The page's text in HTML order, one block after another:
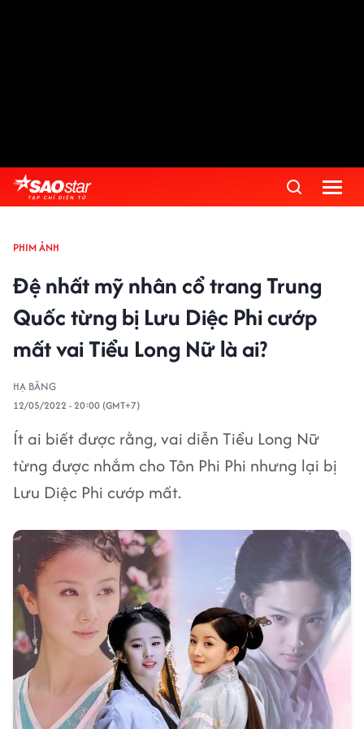
PHIM ẢNH
Đệ nhất mỹ nhân cổ trang Trung
Quốc từng bị Lưu Diệc Phi cướp
mất vai Tiểu Long Nữ là ai?
HẠ BĂNG
12/05/2022 - 20:00 (GMT+7)
Ít ai biết được rằng, vai diễn Tiểu Long Nữ
từng được nhắm cho Tôn Phi Phi nhưng lại bị
Lưu Diệc Phi cướp mất.